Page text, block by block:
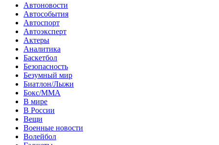
Автоновости
Автособытия
Автоспорт
Автоэксперт
Актеры
Аналитика
Баскетбол
Безопасность
Безумный мир
Биатлон/Лыжи
Бокс/MMA
В мире
В России
Вещи
Военные новости
Волейбол